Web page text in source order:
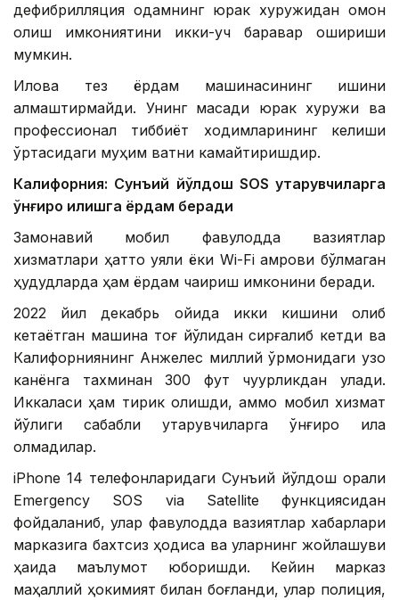
дефибрилляция одамнинг юрак хуружидан омон
қолиш имкониятини икки-уч баравар ошириши
мумкин.
Илова тез ёрдам машинасининг ишини
алмаштирмайди. Унинг мақсади юрак хуружи ва
профессионал тиббиёт ходимларининг келиши
ўртасидаги муҳим вақтни камайтиришдир.
Калифорния: Сунъий йўлдош SOS қутқарувчиларга
қўнғироқ қилишга ёрдам беради
Замонавий мобил фавқулодда вазиятлар
хизматлари ҳатто уяли ёки Wi-Fi қамрови бўлмаган
ҳудудларда ҳам ёрдам чақириш имконини беради.
2022 йил декабрь ойида икки кишини олиб
кетаётган машина тоғ йўлидан сирғалиб кетди ва
Калифорниянинг Анжелес миллий ўрмонидаги узоқ
канёнга тахминан 300 фут чуқурликдан қулади.
Иккаласи ҳам тирик қолишди, аммо мобил хизмат
йўқлиги сабабли қутқарувчиларга қўнғироқ қила
олмадилар.
iPhone 14 телефонларидаги Сунъий йўлдош орқали
Emergency SOS via Satellite функциясидан
фойдаланиб, улар фавқулодда вазиятлар хабарлари
марказига бахтсиз ҳодиса ва уларнинг жойлашуви
ҳақида маълумот юборишди. Кейин марказ
маҳаллий ҳокимият билан боғланди, улар полиция,